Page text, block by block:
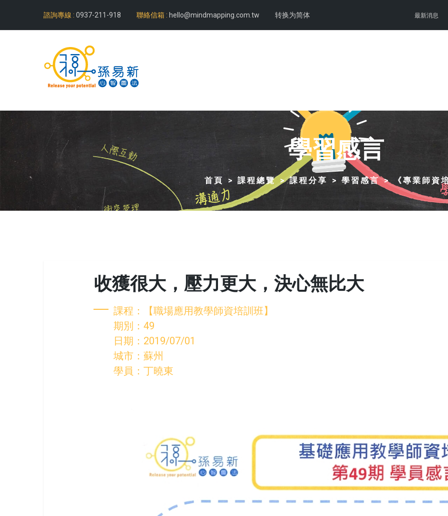
諮詢專線 : 0937-211-918 聯絡信箱 : hello@mindmapping.com.tw 转换为简体 最新消息
學習感言
首頁 課程總覽 課程分享 學習感言 《專業師資
收獲很大，壓力更大，決心無比大
課程：【職場應用教學師資培訓班】
期別：49
日期：2019/07/01
城市：蘇州
學員：丁曉東